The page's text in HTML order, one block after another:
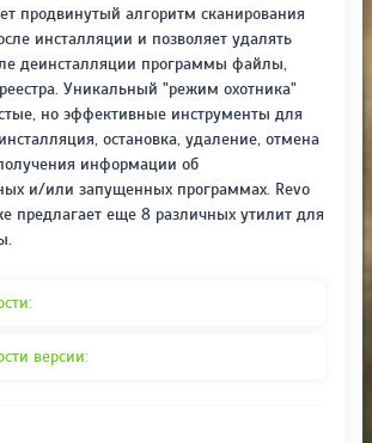
продвинутый алгоритм сканирования
инсталляции и позволяет удалять
деинсталляции программы файлы,
Уникальный "режим охотника"
но эффективные инструменты для
остановка, удаление, отмена
информации об
и/или запущенных программах. Revo
предлагает еще 8 различных утилит для
версии: